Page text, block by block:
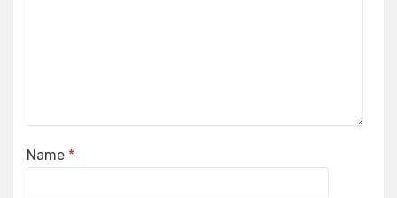
Name *